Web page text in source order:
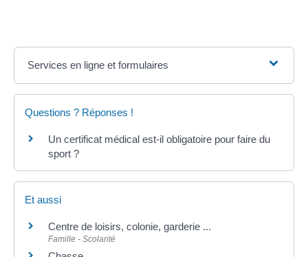
Services en ligne et formulaires
Questions ? Réponses !
Un certificat médical est-il obligatoire pour faire du
sport ?
Et aussi
Centre de loisirs, colonie, garderie ...
Famille - Scolarité